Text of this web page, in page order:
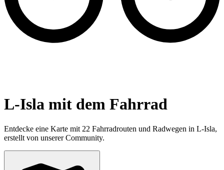
L-Isla mit dem Fahrrad
Entdecke eine Karte mit 22 Fahrradrouten und Radwegen in L-Isla,
erstellt von unserer Community.